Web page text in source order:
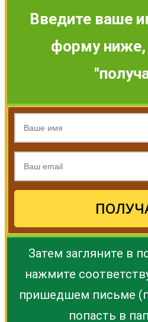
Введите ваше
форму
Затем загляните в
нажмите
пришедшем письме
попасть в